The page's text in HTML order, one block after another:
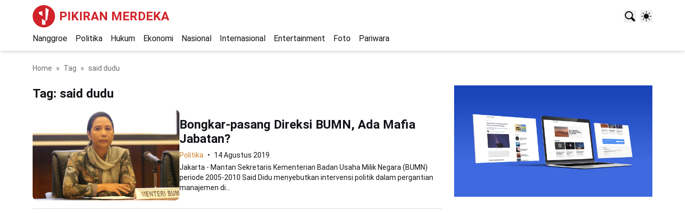
PIKIRAN MERDEKA
Nanggroe Politika Hukum Ekonomi Nasional Internasional Entertainment Foto Pariwara
Home Tag said dudu
Tag: said dudu
Bongkar-pasang Direksi BUMN, Ada Mafia
Jabatan?
Politika
14 Agustus 2019
Jakarta - Mantan Sekretaris Kementerian Badan Usaha Milik Negara (BUMN)
periode 2005-2010 Said Didu menyebutkan intervensi politik dalam pergantian
manajemen di...